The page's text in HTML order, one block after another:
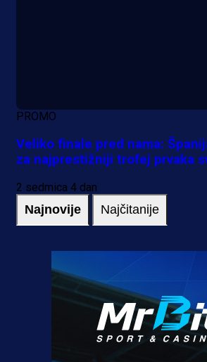
PROMO
Veliko finale pred nama:
za najprestižniji trofej prvaka
2 sedmica 4 dan
Najnovije Najčitanije